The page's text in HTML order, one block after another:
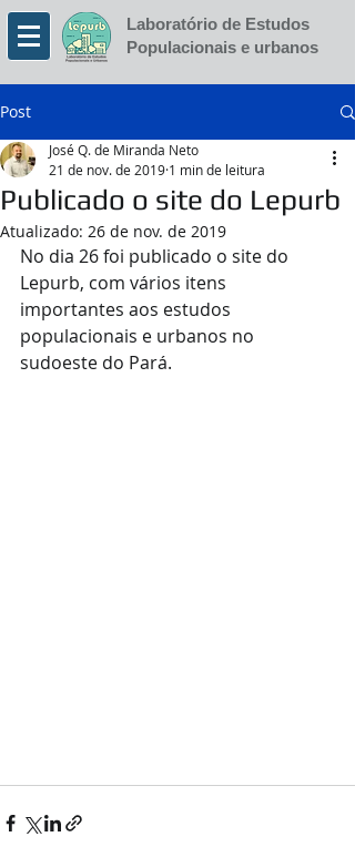
Laboratório de Estudos
Populacionais e urbanos
Post
Publicado o site do Lepurb
José Q. de Miranda Neto
21 de nov. de 2019 1 min de leitura
Atualizado: 26 de nov. de 2019
No dia 26 foi publicado o site do
Lepurb, com vários itens
importantes aos estudos
populacionais e urbanos no
sudoeste do Pará.